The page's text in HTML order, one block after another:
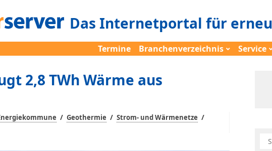
Das Internetportal für
Termine Branchenverzeichnis Service
2,8 TWh Wärme aus
/ Geothermie / Strom- und Wärmenetze /